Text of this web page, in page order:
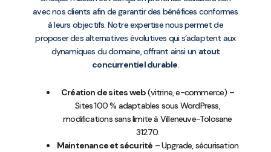
avec nos clients afin de garantir des bénéfices conformes
à leurs objectifs. Notre expertise nous permet de
proposer des alternatives évolutives qui s’adaptent aux
dynamiques du domaine, offrant ainsi un atout
concurrentiel durable.
Création de sites web(vitrine, e-commerce) –
Sites 100 % adaptables sous WordPress,
modifications sans limite à Villeneuve-Tolosane
31270.
Maintenance et sécurité – Upgrade, sécurisation